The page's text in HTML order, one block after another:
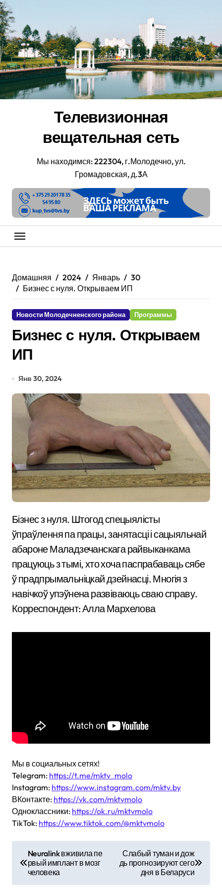
Перейти
к
содержанию
Телевизионная
вещательная сеть
Мы находимся: 222304, г.Молодечно, ул.
Громадовская, д.3А
Домашняя 2024 Январь
30
Бизнес с нуля. Открываем ИП
Новости Молодечненского района Программы
Бизнес с нуля. Открываем
ИП
Янв 30, 2024
Бізнес з нуля. Штогод спецыялісты
ўпраўлення па працы, занятасці і сацыяльнай
абароне Маладзечанскага райвыканкама
працуюць з тымі, хто хоча паспрабаваць сябе
ў прадпрымальніцкай дзейнасці. Многія з
навічкоў упэўнена развіваюць сваю справу.
Корреспондент: Алла Мархелова
Мы в социальных сетях!
Telegram: https://t.me/mktv_molo
Instagram: https://www.instagram.com/mktv.by
ВКонтакте: https://vk.com/mktvmolo
Одноклассники: https://ok.ru/mktvmolo
TikTok: https://www.tiktok.com/@mktvmolo
Neuralink вживила пе
рвый имплант в мозг
человека
Слабый туман и дож
дь прогнозируют сего
дня в Беларуси